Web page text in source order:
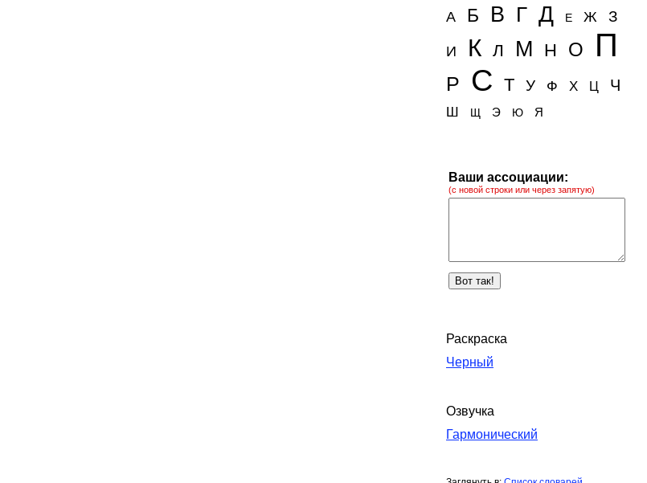
А
Б В Г Д Е Ж З
И К Л М Н О П
Р С Т У Ф Х Ц Ч
Ш Щ Э Ю Я
Ваши ассоциации:
(с новой строки или через запятую)
Раскраска
Черный
Озвучка
Гармонический